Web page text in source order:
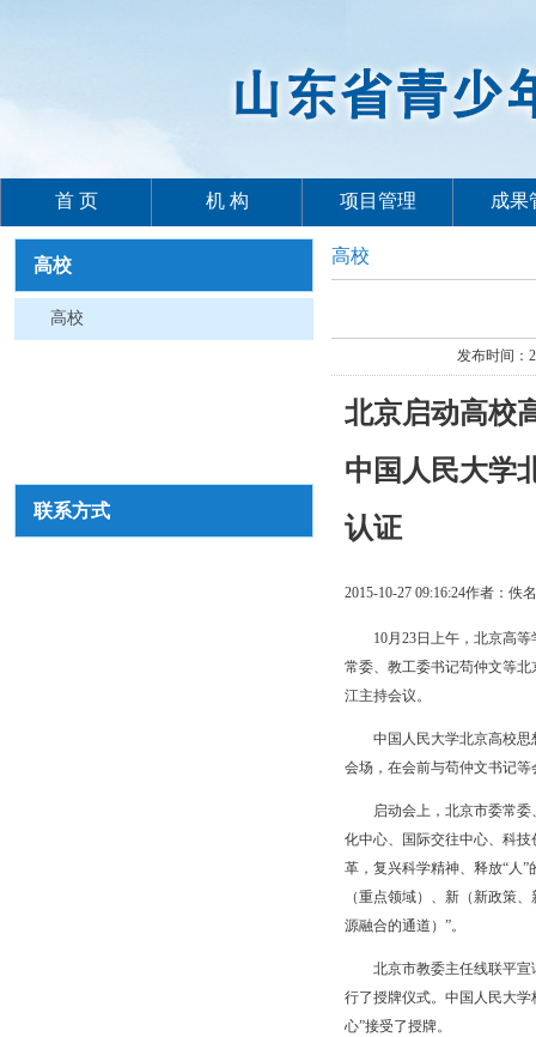
首 页 机 构 项目管理 成果
高校
高校
联系方式
高校
发布时间
北京启动高校
中国人民大学
认证
2015-10-27 09:16:24作者：佚
10月23日上午，北京高等
常委、教工委书记苟仲文等
江主持会议。
中国人民大学北京高校思想
会场，在会前与苟仲文书记等
启动会上，北京市委常委、
化中心、国际交往中心、科
革，复兴科学精神、释放“人
（重点领域）、新（新政策
源融合的通道）”。
北京市教委主任线联平宣读
行了授牌仪式。中国人民大
心”接受了授牌。